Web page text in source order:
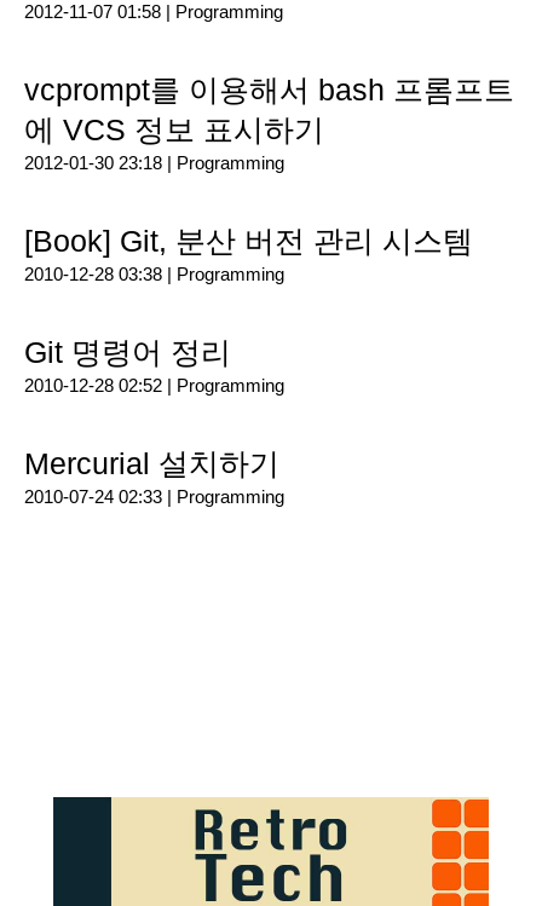
2012-11-07 01:58 | Programming
vcprompt를 이용해서 bash 프롬프트
에 VCS 정보 표시하기
2012-01-30 23:18 | Programming
[Book] Git, 분산 버전 관리 시스템
2010-12-28 03:38 | Programming
Git 명령어 정리
2010-12-28 02:52 | Programming
Mercurial 설치하기
2010-07-24 02:33 | Programming